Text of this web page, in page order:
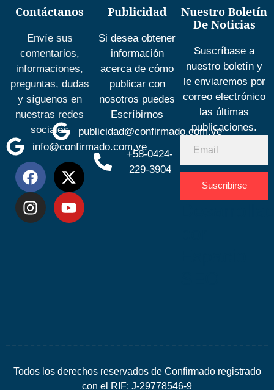
Contáctanos
Envíe sus
comentarios,
informaciones,
preguntas, dudas
y síguenos en
nuestras redes
sociales
info@confirmado.com.ve
Publicidad
Si desea obtener
información
acerca de cómo
publicar con
nosotros puedes
Escríbirnos
publicidad@confirmado.com.ve
+58-0424-
229-3904
Nuestro Boletín
De Noticias
Suscríbase a
nuestro boletín y
le enviaremos por
correo electrónico
las últimas
publicaciones.
Suscribirse
Todos los derechos reservados de Confirmado registrado
con el RIF: J-29778546-9